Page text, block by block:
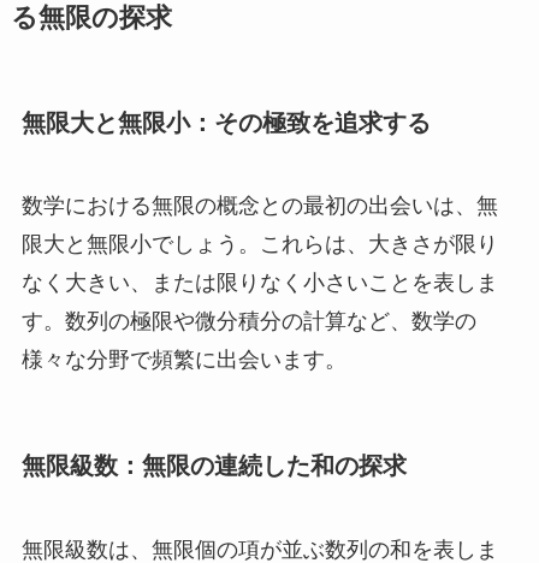
る無限の探求
無限大と無限小：その極致を追求する
数学における無限の概念との最初の出会いは、無
限大と無限小でしょう。これらは、大きさが限り
なく大きい、または限りなく小さいことを表しま
す。数列の極限や微分積分の計算など、数学の
様々な分野で頻繁に出会います。
無限級数：無限の連続した和の探求
無限級数は、無限個の項が並ぶ数列の和を表しま